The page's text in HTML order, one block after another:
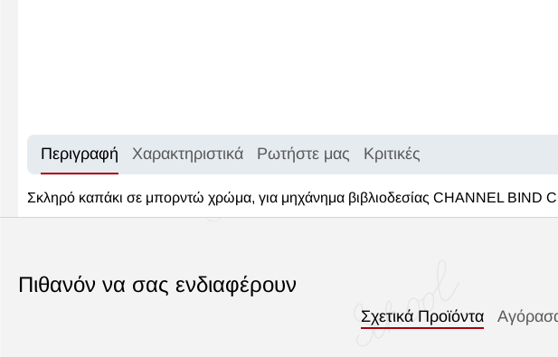
Περιγραφή Χαρακτηριστικά Ρωτήστε μας Κριτικές
Σκληρό καπάκι σε μπορντώ χρώμα, για μηχάνημα βιβλιοδεσίας CHANNEL BIND
Πιθανόν να σας ενδιαφέρουν
Σχετικά Προϊόντα